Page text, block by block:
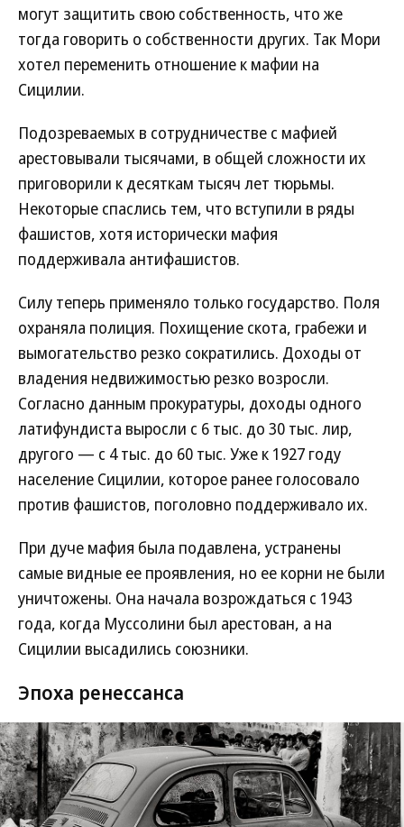
могут защитить свою собственность, что же
тогда говорить о собственности других. Так Мори
хотел переменить отношение к мафии на
Сицилии.
Подозреваемых в сотрудничестве с мафией
арестовывали тысячами, в общей сложности их
приговорили к десяткам тысяч лет тюрьмы.
Некоторые спаслись тем, что вступили в ряды
фашистов, хотя исторически мафия
поддерживала антифашистов.
Силу теперь применяло только государство. Поля
охраняла полиция. Похищение скота, грабежи и
вымогательство резко сократились. Доходы от
владения недвижимостью резко возросли.
Согласно данным прокуратуры, доходы одного
латифундиста выросли с 6 тыс. до 30 тыс. лир,
другого — с 4 тыс. до 60 тыс. Уже к 1927 году
население Сицилии, которое ранее голосовало
против фашистов, поголовно поддерживало их.
При дуче мафия была подавлена, устранены
самые видные ее проявления, но ее корни не были
уничтожены. Она начала возрождаться с 1943
года, когда Муссолини был арестован, а на
Сицилии высадились союзники.
Эпоха ренессанса